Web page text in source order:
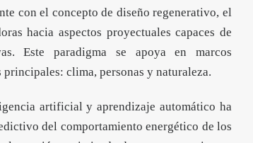
con el concepto de diseño regenerativo, el
hacia aspectos proyectuales capaces de
Este paradigma se apoya en marcos
clima, personas y naturaleza.
artificial y aprendizaje automático ha
del comportamiento energético de los